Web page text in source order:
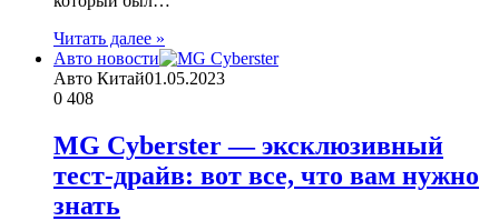
Читать далее »
Авто новости
Авто Китай01.05.2023
0 408
MG Cyberster — эксклюзивный
тест-драйв: вот все, что вам нужно
знать